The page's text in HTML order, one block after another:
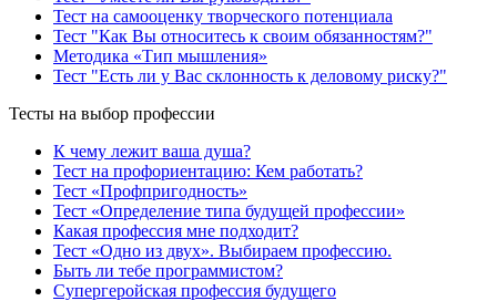
Тест на самооценку творческого потенциала
Тест "Как Вы относитесь к своим обязанностям?"
Методика «Тип мышления»
Тест "Есть ли у Вас склонность к деловому риску?"
Тесты на выбор профессии
К чему лежит ваша душа?
Тест на профориентацию: Кем работать?
Тест «Профпригодность»
Тест «Определение типа будущей профессии»
Какая профессия мне подходит?
Тест «Одно из двух». Выбираем профессию.
Быть ли тебе программистом?
Супергеройская профессия будущего